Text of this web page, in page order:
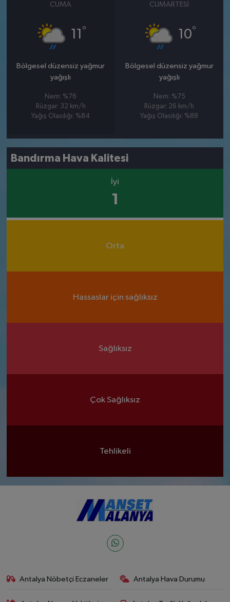
CUMA
11 °
Bölgesel düzensiz yağmur
yağışlı
Nem: %76
Rüzgar: 32 km/h
Yağış Olasılığı: %84
CUMARTESI
10°
Bölgesel düzensiz yağmur
yağışlı
Nem: %75
Rüzgar: 26 km/h
Yağış Olasılığı: %88
Bandırma Hava Kalitesi
İyi
1
Orta
Hassaslar için sağlıksız
Sağlıksız
Çok Sağlıksız
Tehlikeli
Antalya Nöbetçi Eczaneler Antalya Hava Durumu